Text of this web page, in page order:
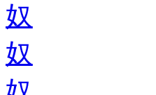
奴
奴